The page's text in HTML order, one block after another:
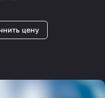
цену